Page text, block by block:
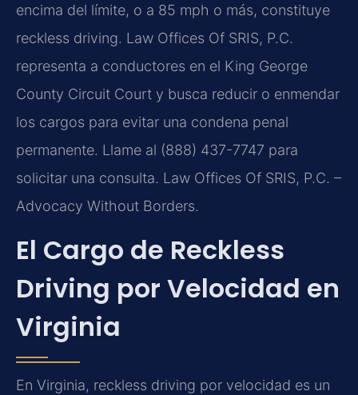
encima del límite, o a 85 mph o más, constituye
reckless driving. Law Offices Of SRIS, P.C.
representa a conductores en el King George
County Circuit Court y busca reducir o enmendar
los cargos para evitar una condena penal
permanente. Llame al (888) 437-7747 para
solicitar una consulta. Law Offices Of SRIS, P.C. –
Advocacy Without Borders.
El Cargo de Reckless
Driving por Velocidad en
Virginia
En Virginia, reckless driving por velocidad es un